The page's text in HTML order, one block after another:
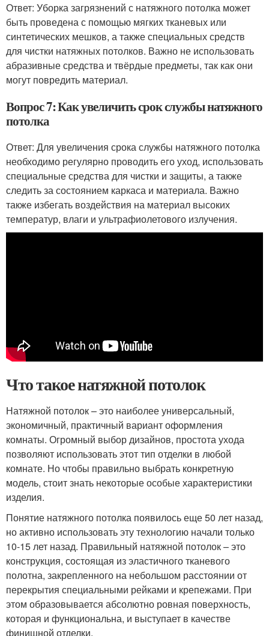
Ответ: Уборка загрязнений с натяжного потолка может
быть проведена с помощью мягких тканевых или
синтетических мешков, а также специальных средств
для чистки натяжных потолков. Важно не использовать
абразивные средства и твёрдые предметы, так как они
могут повредить материал.
Вопрос 7: Как увеличить срок службы натяжного
потолка
Ответ: Для увеличения срока службы натяжного потолка
необходимо регулярно проводить его уход, использовать
специальные средства для чистки и защиты, а также
следить за состоянием каркаса и материала. Важно
также избегать воздействия на материал высоких
температур, влаги и ультрафиолетового излучения.
Что такое натяжной потолок
Натяжной потолок – это наиболее универсальный,
экономичный, практичный вариант оформления
комнаты. Огромный выбор дизайнов, простота ухода
позволяют использовать этот тип отделки в любой
комнате. Но чтобы правильно выбрать конкретную
модель, стоит знать некоторые особые характеристики
изделия.
Понятие натяжного потолка появилось еще 50 лет назад,
но активно использовать эту технологию начали только
10-15 лет назад. Правильный натяжной потолок – это
конструкция, состоящая из эластичного тканевого
полотна, закрепленного на небольшом расстоянии от
перекрытия специальными рейками и крепежами. При
этом образовывается абсолютно ровная поверхность,
которая и функциональна, и выступает в качестве
финишной отделки.